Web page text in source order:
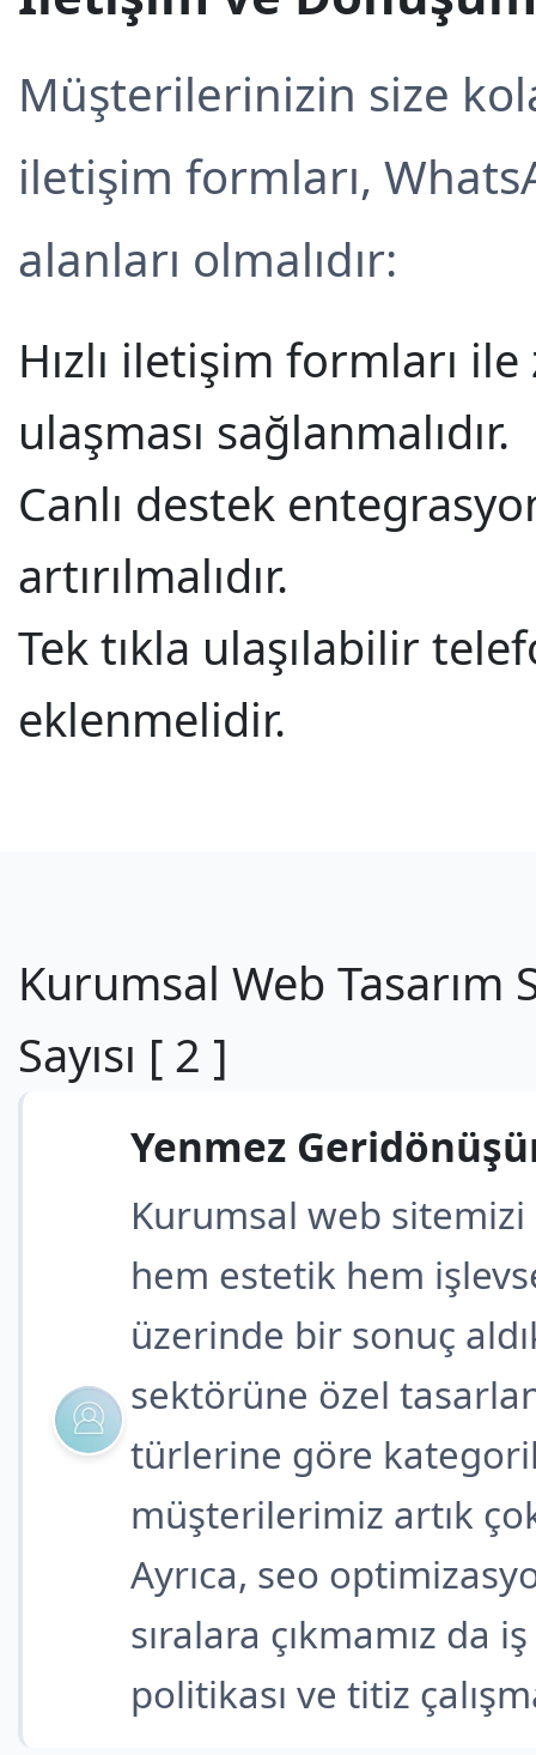
Müşterilerinizin size
iletişim formları,
alanları olmalıdır:
Hızlı iletişim formları
ulaşması sağlanmalıdır.
Canlı destek
artırılmalıdır.
Tek tıkla ulaşılabilir
eklenmelidir.
Kurumsal Web Tasarım
Sayısı [ 2 ]
Yenmez
Kurumsal web sitemizi
hem estetik hem
üzerinde bir sonuç
sektörüne özel
türlerine göre
müşterilerimiz artık
Ayrıca, seo
sıralara çıkmamız da
politikası ve titiz